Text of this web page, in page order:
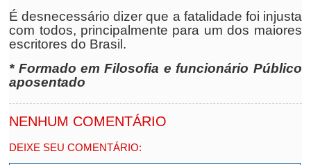
É desnecessário dizer que a fatalidade foi injusta
com todos, principalmente para um dos maiores
escritores do Brasil.
* Formado em Filosofia e funcionário Público
aposentado
NENHUM COMENTÁRIO
DEIXE SEU COMENTÁRIO: